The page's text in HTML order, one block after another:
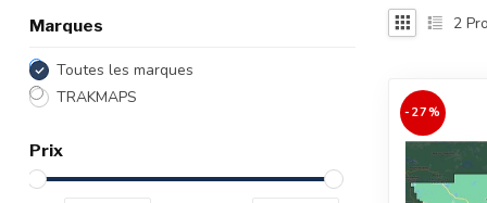
disponible.
Appuyez
accéder
résultat
Marques
Toutes les marques
TRAKMAPS
Prix
2
-27%